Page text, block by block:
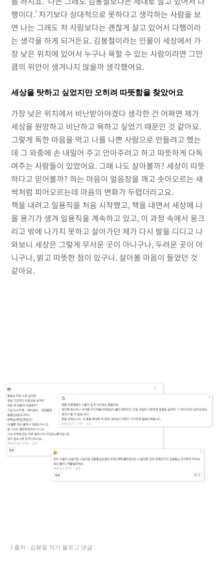
행이다.’ 자기보다 상대적으로 못하다고 생각하는 사람을 보
면 나는 그래도 저 사람보다는 괜찮게 살고 있어서 다행이라
는 생각을 하게 되거든요. 김봉철이라는 인물이 세상에서 가
장 낮은 위치에 있어서 누구나 욕할 수 있는 사람이라면 그만
큼의 위안이 생겨나지 않을까 생각했어요.
세상을 탓하고 싶었지만 오히려 따뜻함을 찾았어요
가장 낮은 위치에서 비난받아야겠다 생각한 건 어쩌면 제가
세상을 원망하고 비난하고 욕하고 싶었기 때문인 것 같아요.
그렇게 독한 마음을 먹고 나를 나쁜 사람으로 만들려고 했는
데 그 와중에 손 내밀어 주고 안아주려고 하고 따뜻하게 다독
여주는 사람들이 있었어요. 그때 나도 살아볼까? 세상이 따뜻
하다고 믿어볼까? 하는 마음이 얼음장을 깨고 솟아오르는 새
싹처럼 피어오르는데 마음의 변화가 두렵더라고요.
책을 내려고 일용직을 처음 시작했고, 책을 내면서 세상에 나
올 용기가 생겨 일용직을 계속하고 있고, 이 과정 속에서 웅크
리고 밖에 나가지 못하고 살아가던 제가 다시 발을 디디고 나
와보니 세상은 그렇게 무서운 곳이 아니구나, 두려운 곳이 아
니구나, 밝고 따뜻한 점이 있구나. 살아볼 마음이 들었던 것
같아요.
l 출처 : 김봉철 작가 블로그 댓글